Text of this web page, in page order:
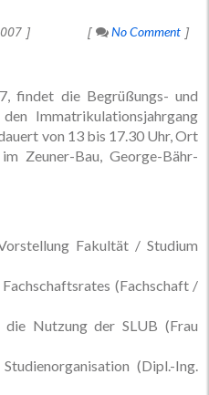
No Comment
findet die Begrüßungs- und
Immatrikulationsjahrgang
von 13 bis 17.30 Uhr, Ort
Zeuner-Bau, George-Bähr-
Fakultät / Studium
(Fachschaft /
Nutzung der SLUB (Frau
(Dipl.-Ing.